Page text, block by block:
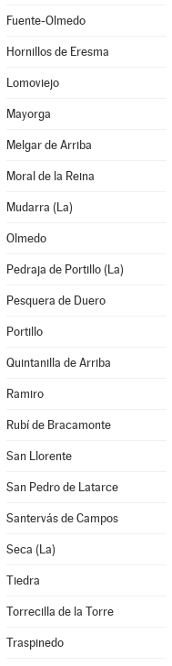
Fuente-Olmedo
Hornillos de Eresma
Lomoviejo
Mayorga
Melgar de Arriba
Moral de la Reina
Mudarra (La)
Olmedo
Pedraja de Portillo (La)
Pesquera de Duero
Portillo
Quintanilla de Arriba
Ramiro
Rubí de Bracamonte
San Llorente
San Pedro de Latarce
Santervás de Campos
Seca (La)
Tiedra
Torrecilla de la Torre
Traspinedo